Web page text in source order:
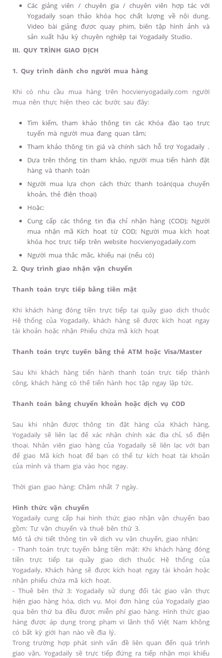
Các giảng viên / chuyên gia / chuyên viên hợp tác với
Yogadaily soạn thảo khóa học chất lượng về nội dung.
Video bài giảng được quay phim, biên tập hình ảnh và
sản xuất hậu kỳ chuyên nghiệp tại Yogadaily Studio.
III. QUY TRÌNH GIAO DỊCH
1. Quy trình dành cho người mua hàng
Khi có nhu cầu mua hàng trên hocvienyogadaily.com người
mua nên thực hiện theo các bước sau đây:
Tìm kiếm, tham khảo thông tin các Khóa đào tạo trực
tuyến mà người mua đang quan tâm;
Tham khảo thông tin giá và chính sách hỗ trợ Yogadaily .
Dựa trên thông tin tham khảo, người mua tiến hành đặt
hàng và thanh toán
Người mua lựa chọn cách thức thanh toán(qua chuyển
khoản, thẻ điện thoại)
Hoặc:
Cung cấp các thông tin địa chỉ nhận hàng (COD); Người
mua nhận mã Kích hoạt từ COD; Người mua kích hoạt
khóa học trực tiếp trên website hocvienyogadaily.com
Người mua thắc mắc, khiếu nại (nếu có)
2. Quy trình giao nhận vận chuyển
Thanh toán trực tiếp bằng tiền mặt
Khi khách hàng đóng tiền trực tiếp tại quầy giao dịch thuộc
Hệ thống của Yogadaily, khách hàng sẽ được kích hoạt ngay
tài khoản hoặc nhận Phiếu chứa mã kích hoạt
Thanh toán trực tuyến bằng thẻ ATM hoặc Visa/Master
Sau khi khách hàng tiến hành thanh toán trực tiếp thành
công, khách hàng có thể tiến hành học tập ngay lập tức.
Thanh toán bằng chuyển khoản hoặc dịch vụ COD
Sau khi nhận được thông tin đặt hàng của Khách hàng,
Yogadaily sẽ liên lạc để xác nhận chính xác địa chỉ, số điện
thoại. Nhân viên giao hàng của Yogadaily sẽ liên lạc với bạn
để giao Mã kích hoạt để bạn có thể tự kích hoạt tài khoản
của mình và tham gia vào học ngay.
Thời gian giao hàng: Chậm nhất 7 ngày.
Hình thức vận chuyển
Yogadaily cung cấp hai hình thức giao nhận vận chuyển bao
gồm: Tự vận chuyển và thuê bên thứ 3.
Mô tả chi tiết thông tin về dịch vụ vận chuyển, giao nhận:
- Thanh toán trực tuyến bằng tiền mặt: Khi khách hàng đóng
tiền trực tiếp tại quầy giao dịch thuộc Hệ thống của
Yogadaily, Khách hàng sẽ được kích hoạt ngay tài khoản hoặc
nhận phiếu chứa mã kích hoạt.
- Thuê bên thứ 3: Yogadaily sử dụng đối tác giao vận thực
hiện giao hàng hóa, dịch vụ. Mọi đơn hàng của Yogadaily giao
qua bên thứ ba đều được miễn phí giao hàng. Hình thức giao
hàng được áp dụng trong phạm vi lãnh thổ Việt Nam không
có bất kỳ giới hạn nào về địa lý.
Trong trường hợp phát sinh vấn đề liên quan đến quá trình
giao vận, Yogadaily sẽ trực tiếp đứng ra tiếp nhận mọi khiếu